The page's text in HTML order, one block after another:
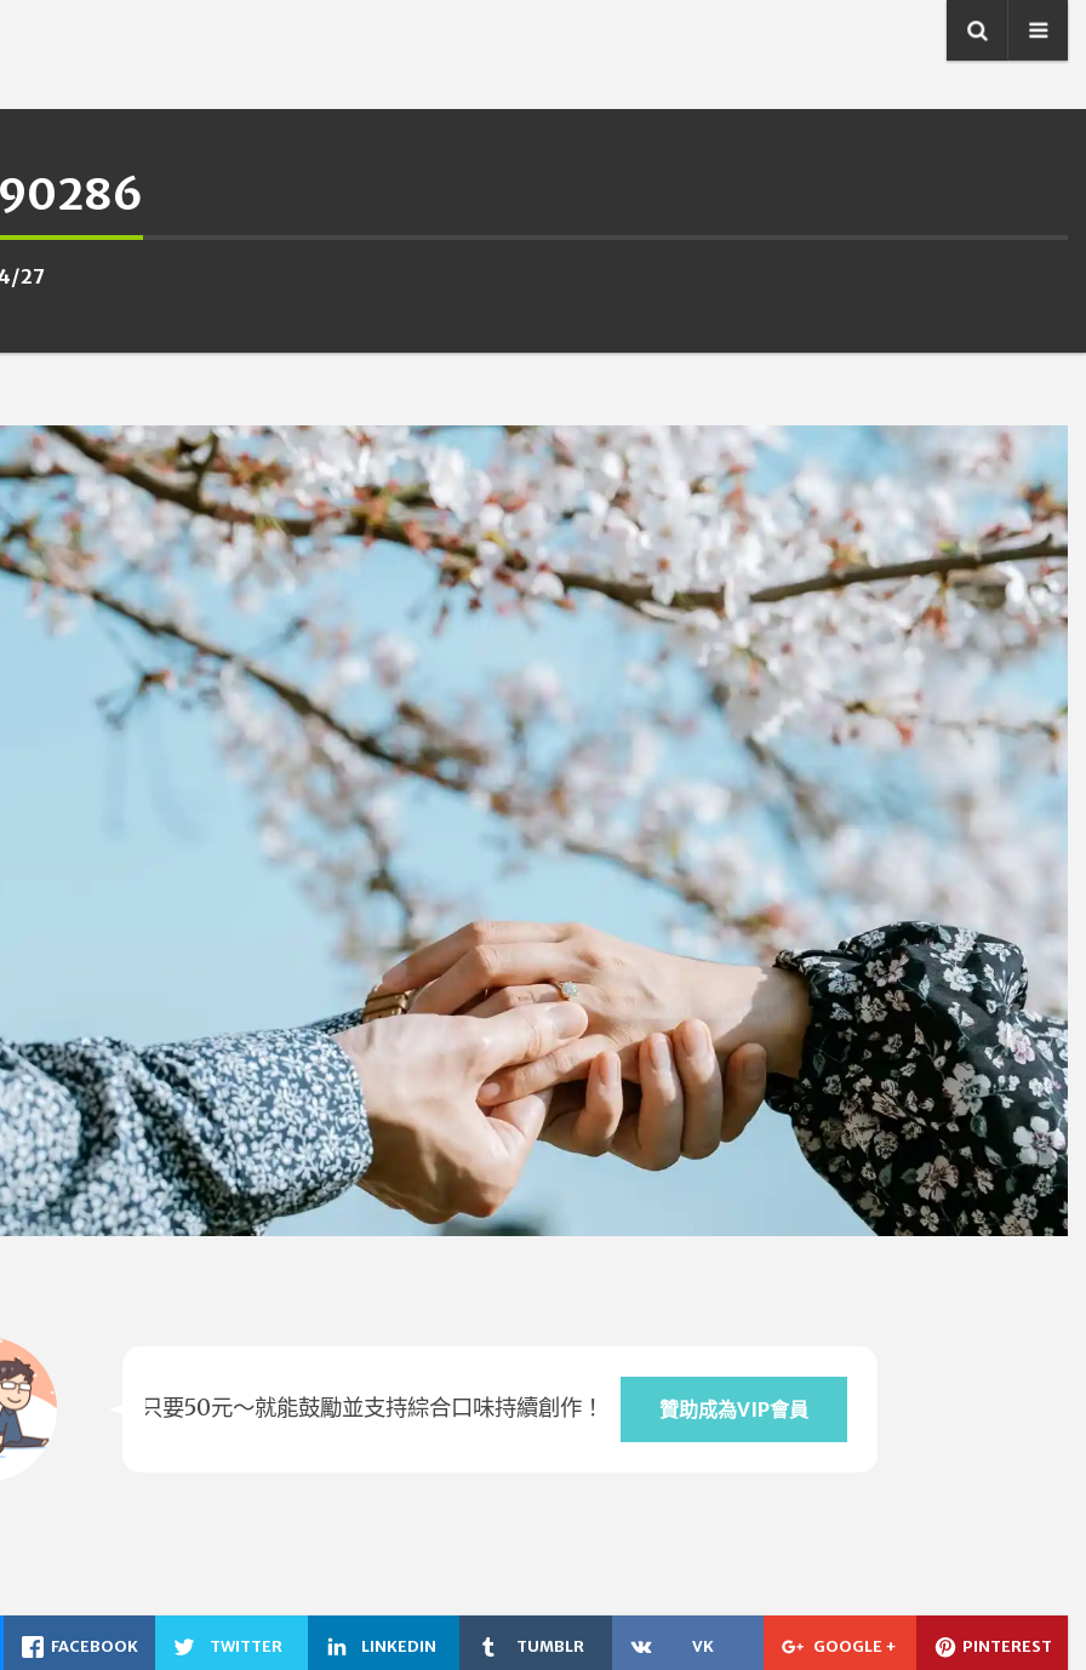
27
只要50元～就能鼓勵並支持綜合口味持續創作！ 贊助成為VIP會員
FACEBOOK TWITTER LINKEDIN TUMBLR VK GOOGLE + PINTEREST